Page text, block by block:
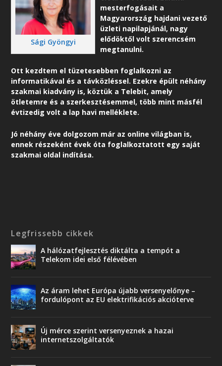
Sági Gyöngyi
mesterfogásait a
Magyarország hajdani vezető
üzleti napilapjánál, nagy
elődöktől volt szerencsém
megtanulni.
Ott kezdtem el tüzetesebben foglalkozni az
informatikával és a távközléssel. Ezekre épült néhány
szakmai kiadvány is, köztük a Telebit, amely
ötletemre és a szerkesztésemmel, több mint másfél
évtizedig volt a lap havi melléklete.
Jó néhány éve dolgozom már az online világban is,
ennek részeként évek óta foglalkoztatott egy saját
szakmai oldal indítása.
Legfrissebb cikkek
A hálózatfejlesztés diktálta a tempót a
Telekom idei első félévében
Az áram lehet Európa újabb versenyelőnye –
fordulópont az EU elektrifikációs akcióterve
Új mérce szerint versenyeznek a hazai
internetszolgáltatók